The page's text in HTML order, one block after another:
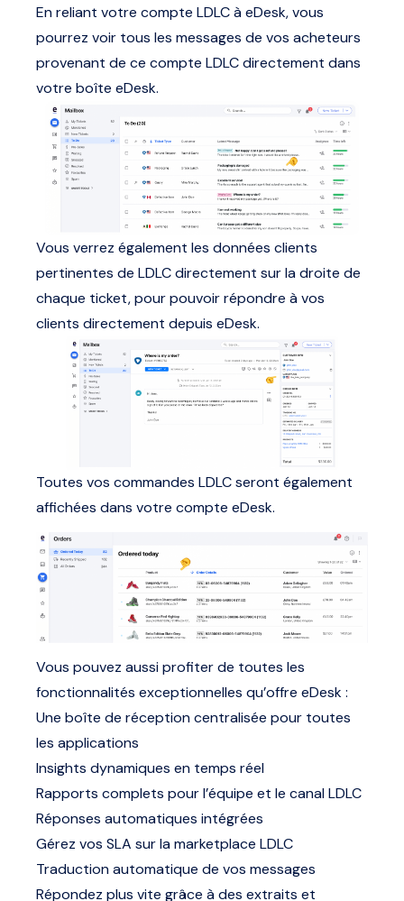
En reliant votre compte LDLC à eDesk, vous
pourrez voir tous les messages de vos acheteurs
provenant de ce compte LDLC directement dans
votre boîte eDesk.
Vous verrez également les données clients
pertinentes de LDLC directement sur la droite de
chaque ticket, pour pouvoir répondre à vos
clients directement depuis eDesk.
Toutes vos commandes LDLC seront également
affichées dans votre compte eDesk.
Vous pouvez aussi profiter de toutes les
fonctionnalités exceptionnelles qu’offre eDesk :
Une boîte de réception centralisée pour toutes
les applications
Insights dynamiques en temps réel
Rapports complets pour l’équipe et le canal LDLC
Réponses automatiques intégrées
Gérez vos SLA sur la marketplace LDLC
Traduction automatique de vos messages
Répondez plus vite grâce à des extraits et